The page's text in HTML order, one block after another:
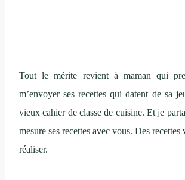
Tout le mérite revient à maman qui
m’envoyer ses recettes qui datent de sa
vieux cahier de classe de cuisine. Et je
mesure ses recettes avec vous. Des recettes
réaliser.